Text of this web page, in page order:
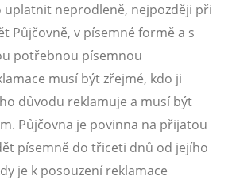
uplatnit neprodleně, nejpozději při
Půjčovně, v písemné formě a s
potřebnou písemnou
musí být zřejmé, kdo ji
důvodu reklamuje a musí být
Půjčovna je povinna na přijatou
písemně do třiceti dnů od jejího
je k posouzení reklamace